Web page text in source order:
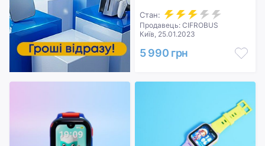
Alum...
Стан:
Продавець: CIFROBUS
Київ, 25.01.2023
5 990 грн